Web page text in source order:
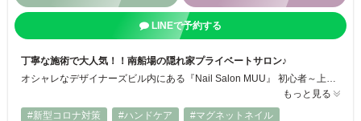
LINEで予約する
丁寧な施術で大人気！！南船場の隠れ家プライベートサロン♪
もっと見る
#新型コロナ対策
#ハンドケア
#マグネットネイル